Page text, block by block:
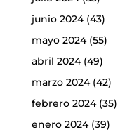
junio 2024(43)
mayo 2024(55)
abril 2024(49)
marzo 2024(42)
febrero 2024(35)
enero 2024(39)